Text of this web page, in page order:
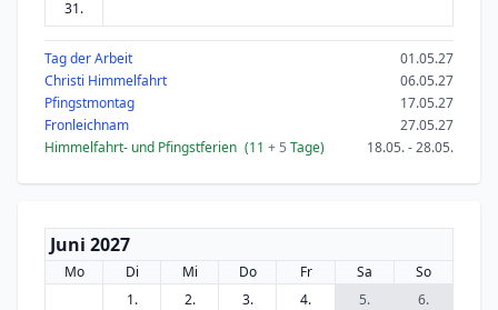
31.
Tag der Arbeit
01.05.27
Christi Himmelfahrt
06.05.27
Pfingstmontag
17.05.27
Fronleichnam
27.05.27
Himmelfahrt- und Pfingstferien (11 + 5 Tage) 18.05. - 28.05.
Juni 2027
Mo Di Mi Do Fr Sa
So
1.
2. 3. 4. 5.
6.